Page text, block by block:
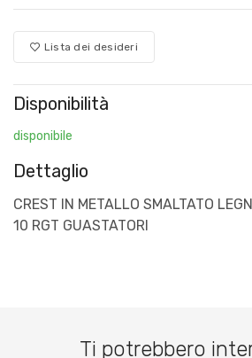
Lista dei desideri
Disponibilità
disponibile
Dettaglio
CREST IN METALLO SMALTATO
10 RGT GUASTATORI
Ti potrebbero